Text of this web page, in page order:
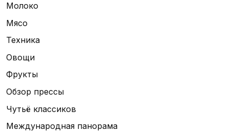
Молоко
Мясо
Техника
Овощи
Фрукты
Обзор прессы
Чутьё классиков
Международная панорама